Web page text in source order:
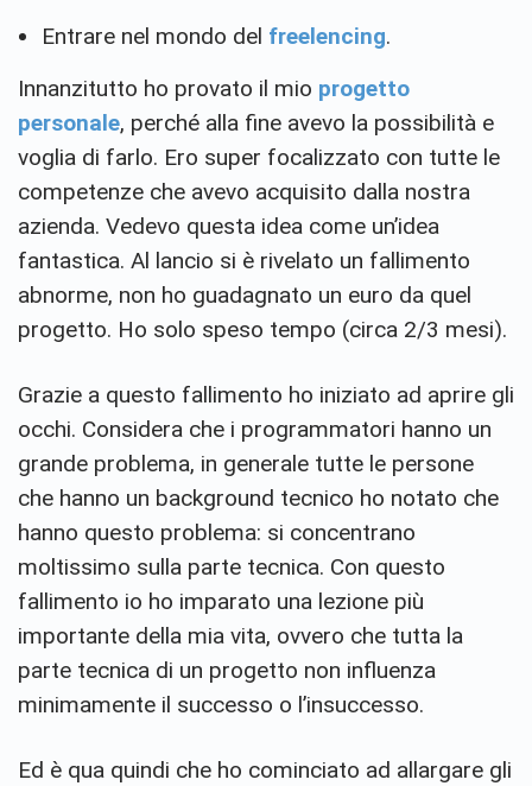
Entrare nel mondo del freelencing.
Innanzitutto ho provato il mio progetto
personale, perché alla fine avevo la possibilità e
voglia di farlo. Ero super focalizzato con tutte le
competenze che avevo acquisito dalla nostra
azienda. Vedevo questa idea come un’idea
fantastica. Al lancio si è rivelato un fallimento
abnorme, non ho guadagnato un euro da quel
progetto. Ho solo speso tempo (circa 2/3 mesi).
Grazie a questo fallimento ho iniziato ad aprire gli
occhi. Considera che i programmatori hanno un
grande problema, in generale tutte le persone
che hanno un background tecnico ho notato che
hanno questo problema: si concentrano
moltissimo sulla parte tecnica. Con questo
fallimento io ho imparato una lezione più
importante della mia vita, ovvero che tutta la
parte tecnica di un progetto non influenza
minimamente il successo o l’insuccesso.
Ed è qua quindi che ho cominciato ad allargare gli